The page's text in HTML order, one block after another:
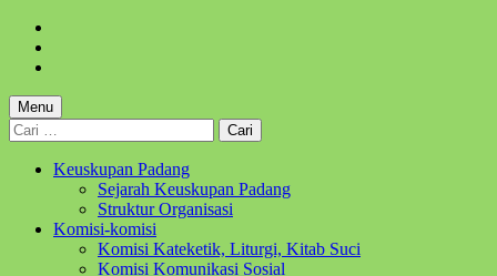
content
footer
Menu
Cari
untuk:
Keuskupan Padang
Sejarah Keuskupan Padang
Struktur Organisasi
Komisi-komisi
Komisi Kateketik, Liturgi, Kitab Suci
Komisi Komunikasi Sosial